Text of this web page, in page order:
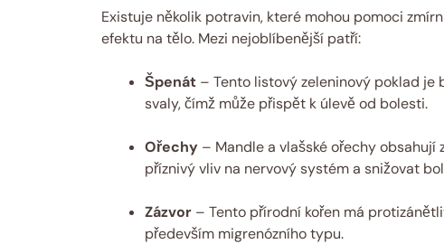
Existuje několik potravin, které mohou pomoci
efektu na tělo. Mezi nejoblíbenější patří:
Špenát – Tento listový zeleninový poklad je
svaly, čímž může přispět k úlevě od bolesti.
Ořechy – Mandle a vlašské ořechy
příznivý vliv na nervový systém a snižovat
Zázvor – Tento přírodní kořen má
především migrenózního typu.